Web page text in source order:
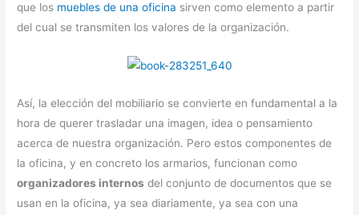
que los muebles de una oficina sirven como elemento a partir
del cual se transmiten los valores de la organización.
Así, la elección del mobiliario se convierte en fundamental a la
hora de querer trasladar una imagen, idea o pensamiento
acerca de nuestra organización. Pero estos componentes de
la oficina, y en concreto los armarios, funcionan como
organizadores internos del conjunto de documentos que se
usan en la oficina, ya sea diariamente, ya sea con una